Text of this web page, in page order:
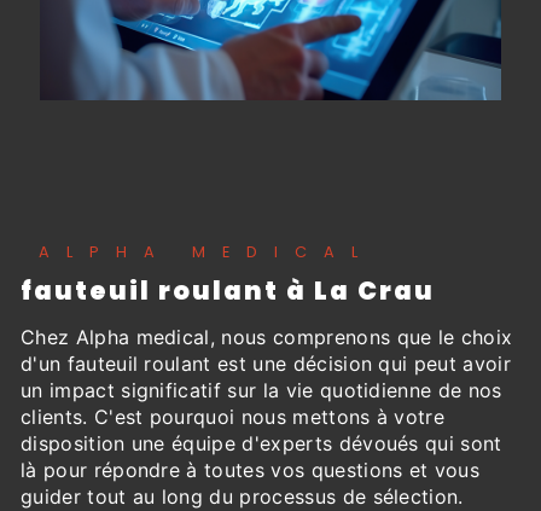
ALPHA MEDICAL
fauteuil roulant à La Crau
Chez Alpha medical, nous comprenons que le choix
d'un fauteuil roulant est une décision qui peut avoir
un impact significatif sur la vie quotidienne de nos
clients. C'est pourquoi nous mettons à votre
disposition une équipe d'experts dévoués qui sont
là pour répondre à toutes vos questions et vous
guider tout au long du processus de sélection.